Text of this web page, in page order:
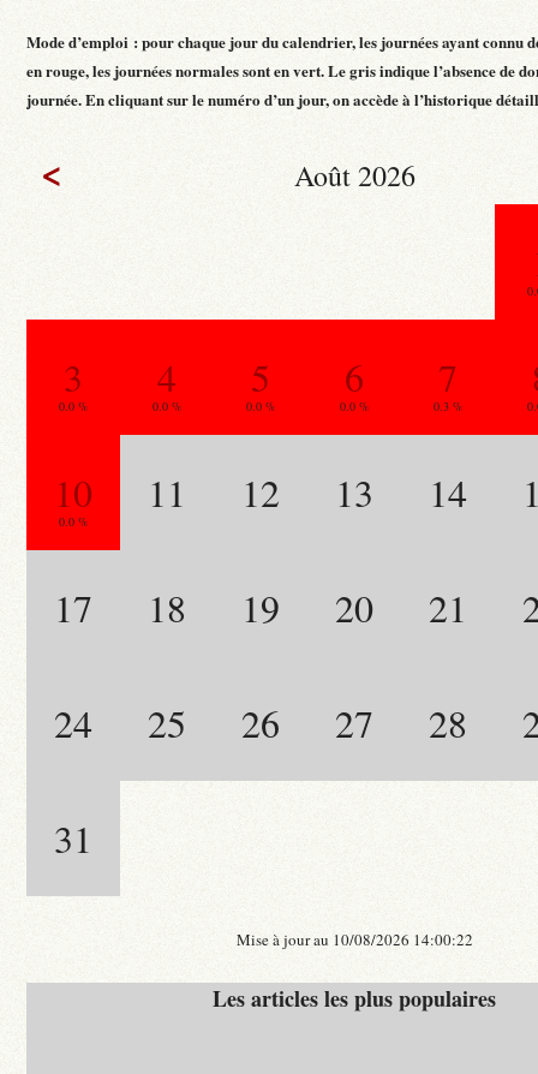
Mode d’emploi : pour chaque jour du calendrier, les journées ayant connu
en rouge, les journées normales sont en vert. Le gris indique l’absence de
journée. En cliquant sur le numéro d’un jour, on accède à l’historique
< Août 2026
3
0.0 %
4
0.0 %
5
0.0 %
6
0.0 %
7
0.3 %
10
0.0 %
11 12 13 14
17 18 19 20 21
24 25 26 27 28
31
Mise à jour au 10/08/2026 14:00:22
Les articles les plus populaires